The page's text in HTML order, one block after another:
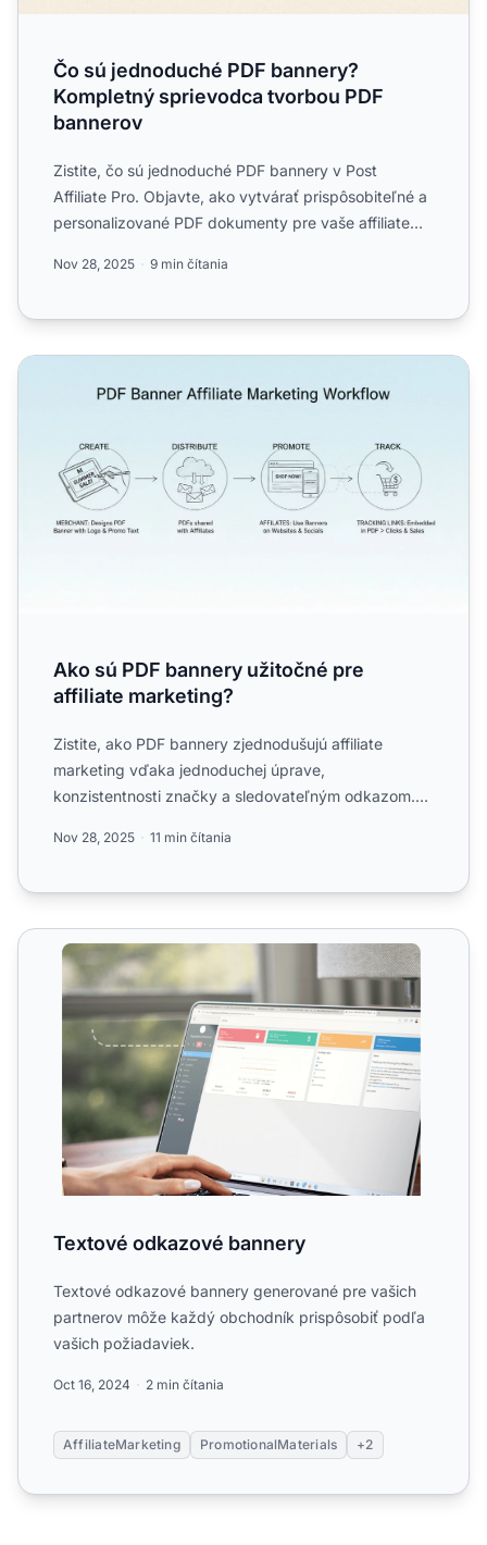
Čo sú jednoduché PDF bannery?
Kompletný sprievodca tvorbou PDF
bannerov
Zistite, čo sú jednoduché PDF bannery v Post
Affiliate Pro. Objavte, ako vytvárať prispôsobiteľné a
personalizované PDF dokumenty pre vaše affiliate
Nov 28, 2025 9 min čítania
Ako sú PDF bannery užitočné pre affiliate marketing?
Ako sú PDF bannery užitočné pre
affiliate marketing?
Zistite, ako PDF bannery zjednodušujú affiliate
marketing vďaka jednoduchej úprave,
konzistentnosti značky a sledovateľným odkazom.
Nov 28, 2025 11 min čítania
Textové odkazové bannery
Textové odkazové bannery
Textové odkazové bannery generované pre vašich
partnerov môže každý obchodník prispôsobiť podľa
vašich požiadaviek.
Oct 16, 2024 2 min čítania
AffiliateMarketing PromotionalMaterials +2